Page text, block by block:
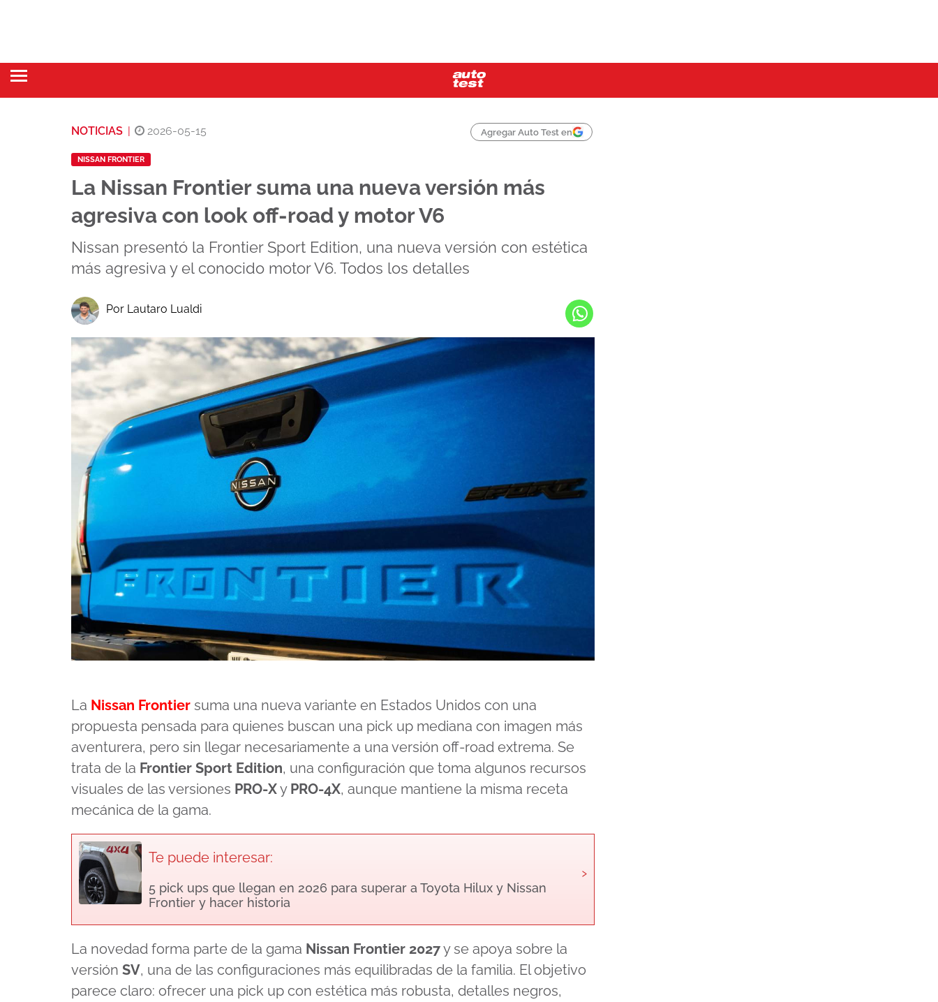
NOTICIAS 2026-05-15 Agregar Auto Test en
NISSAN FRONTIER
La Nissan Frontier suma una nueva versión más
agresiva con look off-road y motor V6
Nissan presentó la Frontier Sport Edition, una nueva versión con estética
más agresiva y el conocido motor V6. Todos los detalles
Por Lautaro Lualdi
La Nissan Frontier suma una nueva variante en Estados Unidos con una
propuesta pensada para quienes buscan una pick up mediana con imagen más
aventurera, pero sin llegar necesariamente a una versión off-road extrema. Se
trata de la Frontier Sport Edition, una configuración que toma algunos recursos
visuales de las versiones PRO-Xy PRO-4X, aunque mantiene la misma receta
mecánica de la gama.
Te puede interesar:
5 pick ups que llegan en 2026 para superar a Toyota Hilux y Nissan
Frontier y hacer historia
›
La novedad forma parte de la gama Nissan Frontier 2027y se apoya sobre la
versión SV, una de las configuraciones más equilibradas de la familia. El objetivo
parece claro: ofrecer una pick up con estética más robusta, detalles negros,